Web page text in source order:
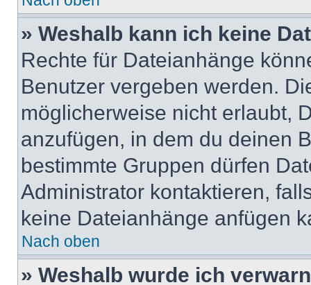
» Weshalb kann ich keine
Rechte für Dateianhänge
Benutzer vergeben werden.
möglicherweise nicht erlaubt,
anzufügen, in dem du deinen
bestimmte Gruppen dürfen
Administrator kontaktieren,
keine Dateianhänge anfügen
Nach oben
» Weshalb wurde ich